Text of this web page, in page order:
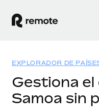
EMPLEO GLOBAL
Soluciones
EXPLORADOR DE
Gestiona el
Samoa sin